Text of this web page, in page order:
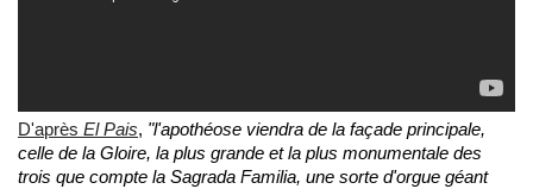
D'après El Pais, "l'apothéose viendra de la façade principale,
celle de la Gloire, la plus grande et la plus monumentale des
trois que compte la Sagrada Familia, une sorte d'orgue géant